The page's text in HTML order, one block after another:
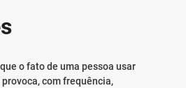
o fato de uma pessoa usar
com frequência,